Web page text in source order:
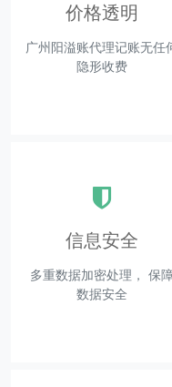
价格透明
广州阳溢账代理记账无任
隐形收费
信息安全
多重数据加密处理， 保
数据安全